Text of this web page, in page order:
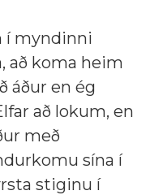
í myndinni
að koma heim
áður en ég
að lokum, en
með
sína í
stiginu í